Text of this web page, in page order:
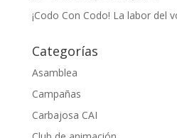
¡Codo Con Codo! La labor del
Categorías
Asamblea
Campañas
Carbajosa CAI